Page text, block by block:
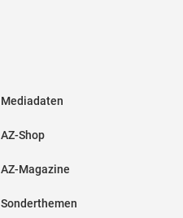
Mediadaten
AZ-Shop
AZ-Magazine
Sonderthemen